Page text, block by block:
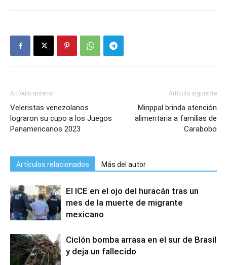
Artículo anterior
Veleristas venezolanos
lograron su cupo a los Juegos
Panamericanos 2023
Artículo siguiente
Minppal brinda atención
alimentaria a familias de
Carabobo
Artículos relacionados Más del autor
El ICE en el ojo del huracán tras un
mes de la muerte de migrante
mexicano
Ciclón bomba arrasa en el sur de Brasil
y deja un fallecido